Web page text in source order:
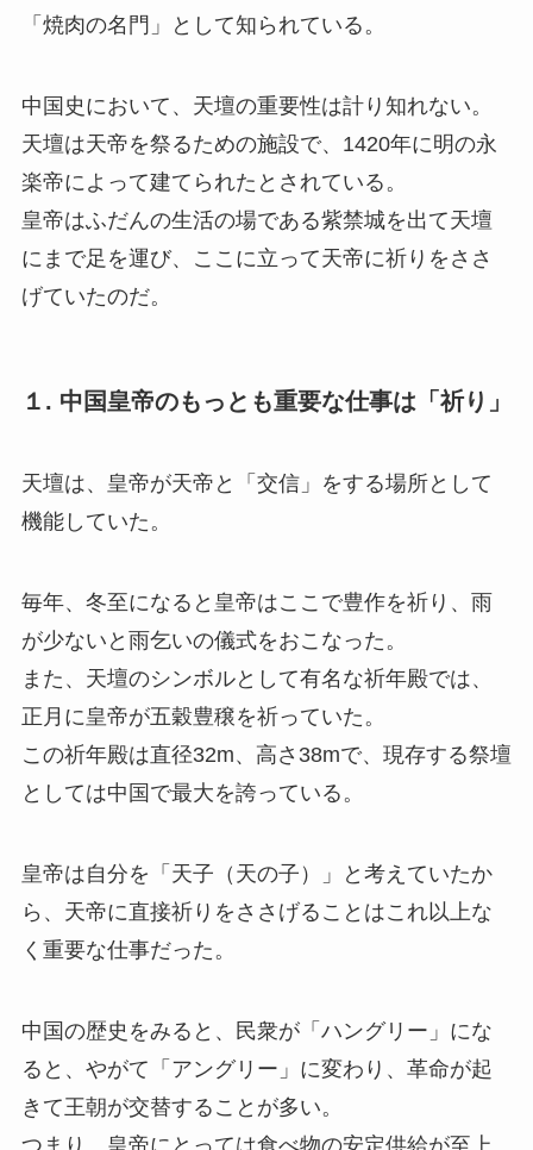
「焼肉の名門」として知られている。
中国史において、天壇の重要性は計り知れない。
天壇は天帝を祭るための施設で、1420年に明の永
楽帝によって建てられたとされている。
皇帝はふだんの生活の場である紫禁城を出て天壇
にまで足を運び、ここに立って天帝に祈りをささ
げていたのだ。
１. 中国皇帝のもっとも重要な仕事は「祈り」
天壇は、皇帝が天帝と「交信」をする場所として
機能していた。
毎年、冬至になると皇帝はここで豊作を祈り、雨
が少ないと雨乞いの儀式をおこなった。
また、天壇のシンボルとして有名な祈年殿では、
正月に皇帝が五穀豊穣を祈っていた。
この祈年殿は直径32m、高さ38mで、現存する祭壇
としては中国で最大を誇っている。
皇帝は自分を「天子（天の子）」と考えていたか
ら、天帝に直接祈りをささげることはこれ以上な
く重要な仕事だった。
中国の歴史をみると、民衆が「ハングリー」にな
ると、やがて「アングリー」に変わり、革命が起
きて王朝が交替することが多い。
つまり、皇帝にとっては食べ物の安定供給が至上